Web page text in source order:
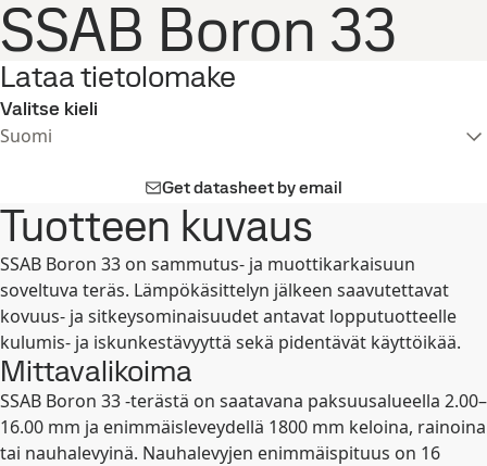
SSAB Boron 33
Lataa tietolomake
Valitse kieli
Suomi
Get datasheet by email
Tuotteen kuvaus
SSAB Boron 33 on sammutus- ja muottikarkaisuun
soveltuva teräs. Lämpökäsittelyn jälkeen saavutettavat
kovuus- ja sitkeysominaisuudet antavat lopputuotteelle
kulumis- ja iskunkestävyyttä sekä pidentävät käyttöikää.
Mittavalikoima
SSAB Boron 33 -terästä on saatavana paksuusalueella 2.00–
16.00 mm ja enimmäisleveydellä 1800 mm keloina, rainoina
tai nauhalevyinä. Nauhalevyjen enimmäispituus on 16